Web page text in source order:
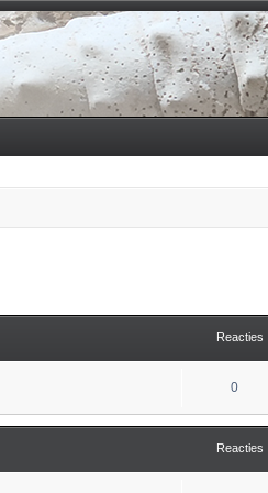
Reacties
0
Reacties